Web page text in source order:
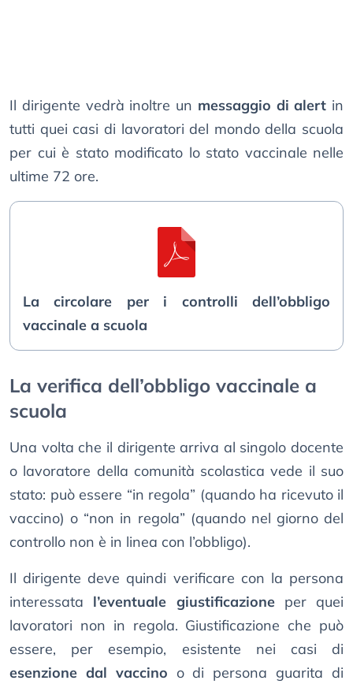
Il dirigente vedrà inoltre un messaggio di alert in
tutti quei casi di lavoratori del mondo della scuola
per cui è stato modificato lo stato vaccinale nelle
ultime 72 ore.
La circolare per i controlli dell’obbligo
vaccinale a scuola
La verifica dell’obbligo vaccinale a
scuola
Una volta che il dirigente arriva al singolo docente
o lavoratore della comunità scolastica vede il suo
stato: può essere “in regola” (quando ha ricevuto il
vaccino) o “non in regola” (quando nel giorno del
controllo non è in linea con l’obbligo).
Il dirigente deve quindi verificare con la persona
interessata l’eventuale giustificazioneper quei
lavoratori non in regola. Giustificazione che può
essere, per esempio, esistente nei casi di
esenzione dal vaccino o di persona guarita di